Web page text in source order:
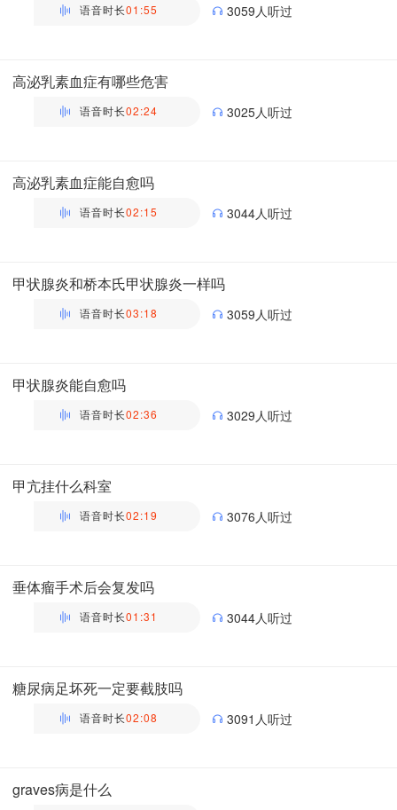
语音时长01:55 3059人听过
高泌乳素血症有哪些危害
语音时长02:24 3025人听过
高泌乳素血症能自愈吗
语音时长02:15 3044人听过
甲状腺炎和桥本氏甲状腺炎一样吗
语音时长03:18 3059人听过
甲状腺炎能自愈吗
语音时长02:36 3029人听过
甲亢挂什么科室
语音时长02:19 3076人听过
垂体瘤手术后会复发吗
语音时长01:31 3044人听过
糖尿病足坏死一定要截肢吗
语音时长02:08 3091人听过
graves病是什么